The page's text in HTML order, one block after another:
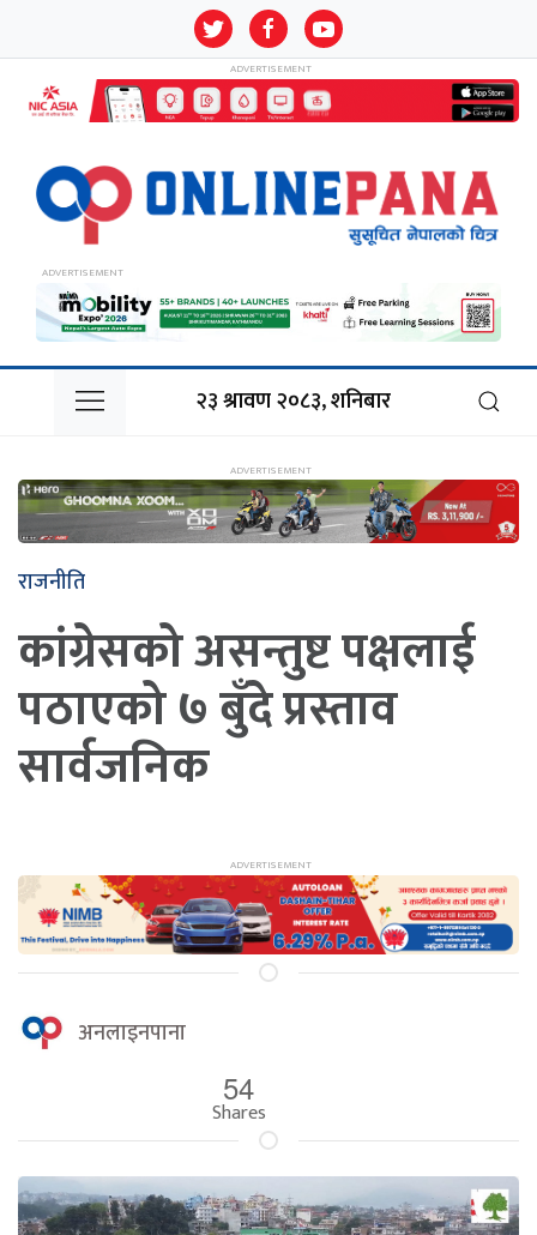
२३ श्रावण २०८३, शनिबार
राजनीति
कांग्रेसको असन्तुष्ट पक्षलाई
पठाएको ७ बुँदे प्रस्ताव
सार्वजनिक
अनलाइनपाना
54
Shares